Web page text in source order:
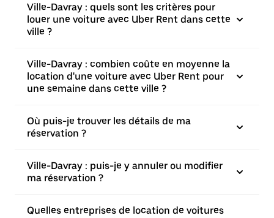
Ville-Davray : quels sont les critères pour
louer une voiture avec Uber Rent dans cette
ville ?
Ville-Davray : combien coûte en moyenne la
location d'une voiture avec Uber Rent pour
une semaine dans cette ville ?
Où puis-je trouver les détails de ma
réservation ?
Ville-Davray : puis-je y annuler ou modifier
ma réservation ?
Quelles entreprises de location de voitures